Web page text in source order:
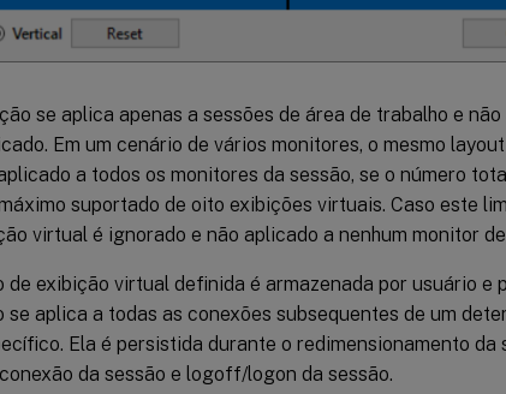
se aplica apenas a sessões de área de trabalho e
Em um cenário de vários monitores, o mesmo
a todos os monitores da sessão, se o número
suportado de oito exibições virtuais. Caso este
virtual é ignorado e não aplicado a nenhum monitor
de exibição virtual definida é armazenada por usuário e
se aplica a todas as conexões subsequentes de um
Ela é persistida durante o redimensionamento da
da sessão e logoff/logon da sessão.